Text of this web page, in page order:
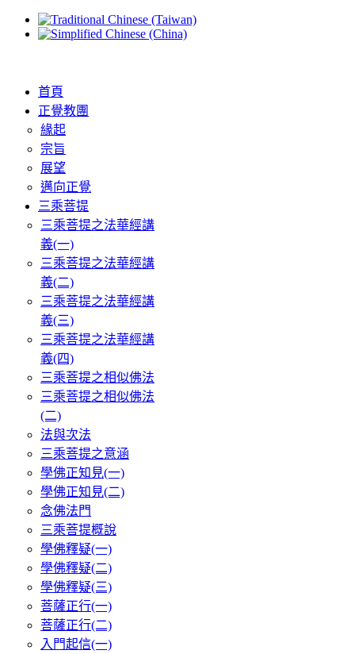
首頁
正覺教團
緣起
宗旨
展望
邁向正覺
三乘菩提
三乘菩提之法華經講
義(一)
三乘菩提之法華經講
義(二)
三乘菩提之法華經講
義(三)
三乘菩提之法華經講
義(四)
三乘菩提之相似佛法
三乘菩提之相似佛法
(二)
法與次法
三乘菩提之意涵
學佛正知見(一)
學佛正知見(二)
念佛法門
三乘菩提概說
學佛釋疑(一)
學佛釋疑(二)
學佛釋疑(三)
菩薩正行(一)
菩薩正行(二)
入門起信(一)